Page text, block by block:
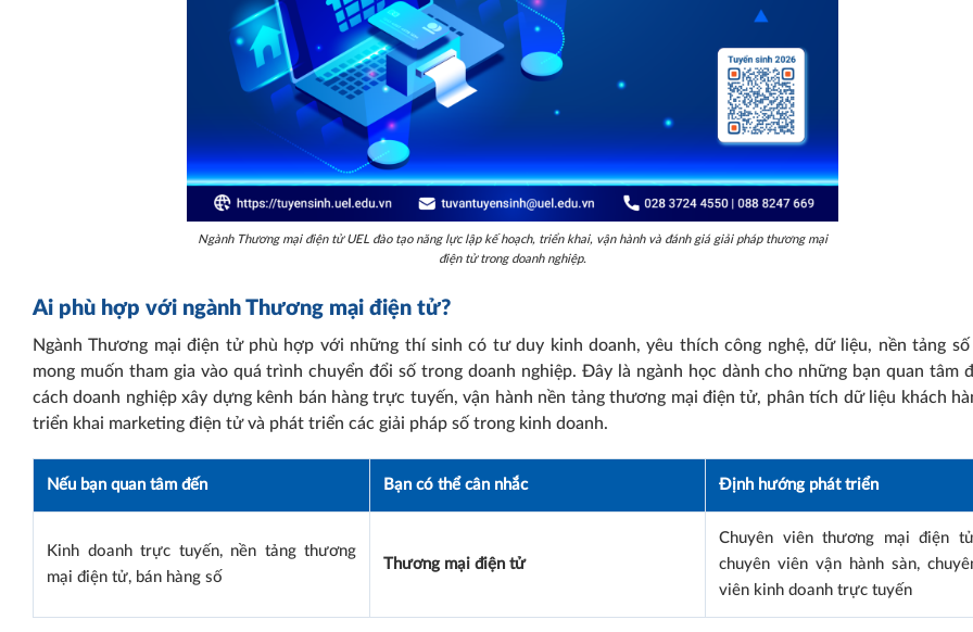
Ngành Thương mại điện tử UEL đào tạo năng lực lập kế hoạch, triển khai, vận hành và đánh giá giải pháp thương mại
điện tử trong doanh nghiệp.
Ai phù hợp với ngành Thương mại điện tử?
Ngành Thương mại điện tử phù hợp với những thí sinh có tư duy kinh doanh, yêu thích công nghệ, dữ liệu, nền tảng số
mong muốn tham gia vào quá trình chuyển đổi số trong doanh nghiệp. Đây là ngành học dành cho những bạn quan tâm
cách doanh nghiệp xây dựng kênh bán hàng trực tuyến, vận hành nền tảng thương mại điện tử, phân tích dữ liệu khách
triển khai marketing điện tử và phát triển các giải pháp số trong kinh doanh.
Nếu bạn quan tâm đến Bạn có thể cân nhắc Định hướng phát triển
Kinh doanh trực tuyến, nền tảng thương
mại điện tử, bán hàng số
Thương mại điện tử
Chuyên viên thương mại điện
chuyên viên vận hành sàn,
viên kinh doanh trực tuyến